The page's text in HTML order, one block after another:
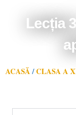
Lecția
ACASĂ/CLASA A